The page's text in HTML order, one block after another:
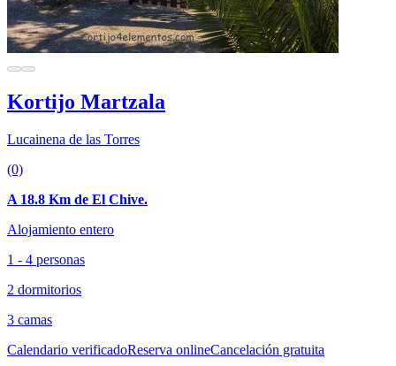
Kortijo Martzala
Lucainena de las Torres
(0)
A 18.8 Km de El Chive.
Alojamiento entero
1 - 4 personas
2 dormitorios
3 camas
Calendario verificadoReserva onlineCancelación gratuita